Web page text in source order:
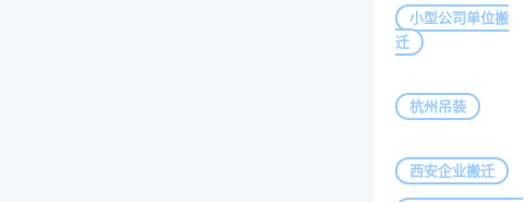
小型公司单位搬
迁
杭州吊装
西安企业搬迁